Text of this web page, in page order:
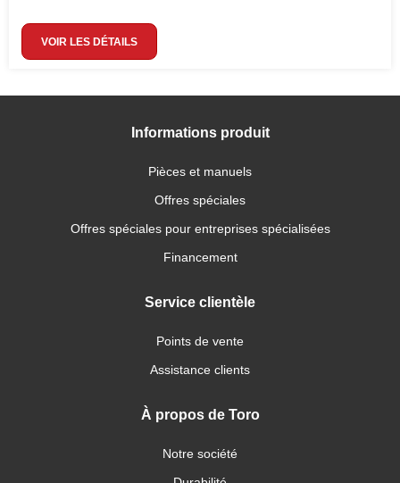
VOIR LES DÉTAILS
Informations produit
Pièces et manuels
Offres spéciales
Offres spéciales pour entreprises spécialisées
Financement
Service clientèle
Points de vente
Assistance clients
À propos de Toro
Notre société